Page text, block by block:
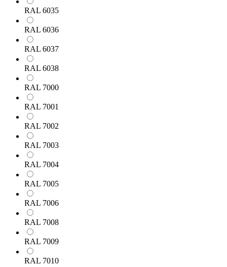
RAL 6035
RAL 6036
RAL 6037
RAL 6038
RAL 7000
RAL 7001
RAL 7002
RAL 7003
RAL 7004
RAL 7005
RAL 7006
RAL 7008
RAL 7009
RAL 7010